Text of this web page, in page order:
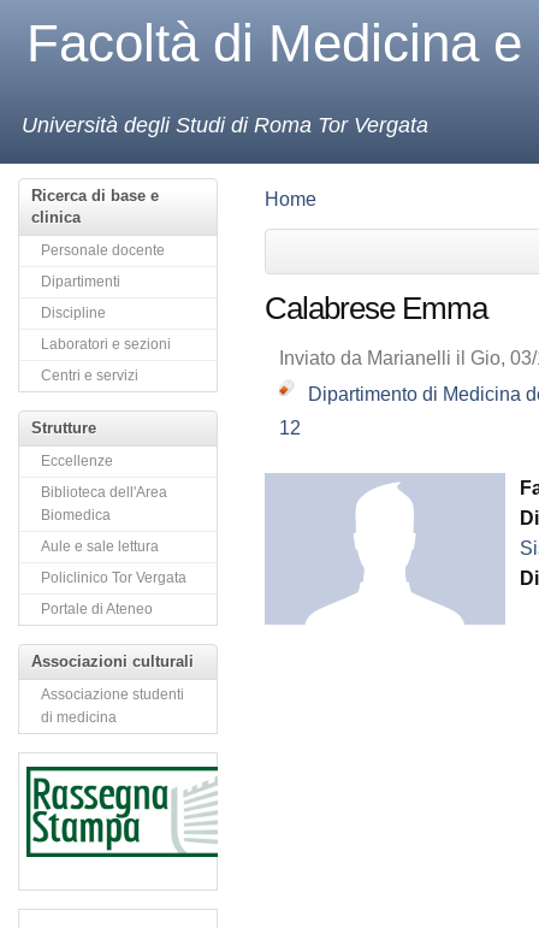
Facoltà di Medicina
Università degli Studi di Roma Tor Vergata
Ricerca di base e
clinica
Personale docente
Dipartimenti
Discipline
Laboratori e sezioni
Centri e servizi
Strutture
Eccellenze
Biblioteca dell'Area
Biomedica
Aule e sale lettura
Policlinico Tor Vergata
Portale di Ateneo
Associazioni culturali
Associazione studenti
di medicina
Home
Calabrese Emma
Inviato da Marianelli il Gio,
Dipartimento di Medicina
12